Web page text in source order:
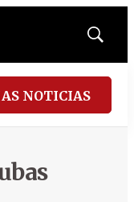
Mostrar
NOTICIAS